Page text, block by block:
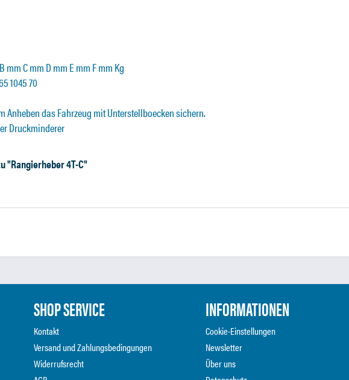
mm C mm D mm E mm F mm Kg
1045 70
Anheben das Fahrzeug mit Unterstellboecken sichern.
Druckminderer
"Rangierheber 4T-C"
SHOP SERVICE
Kontakt
Versand und Zahlungsbedingungen
Widerrufsrecht
INFORMATIONEN
Cookie-Einstellungen
Newsletter
Über uns